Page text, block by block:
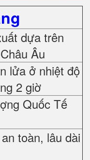
dựa trên
Âu
lửa ở nhiệt độ
2 giờ
Quốc Tế
toàn, lâu dài